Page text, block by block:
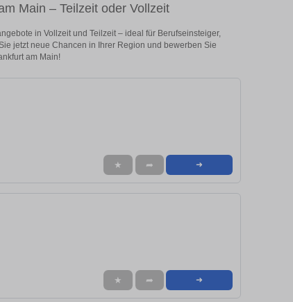
Main – Teilzeit oder Vollzeit
in Vollzeit und Teilzeit – ideal für Berufseinsteiger,
jetzt neue Chancen in Ihrer Region und bewerben Sie
am Main!
★ ➦ ➜
★ ➦ ➜